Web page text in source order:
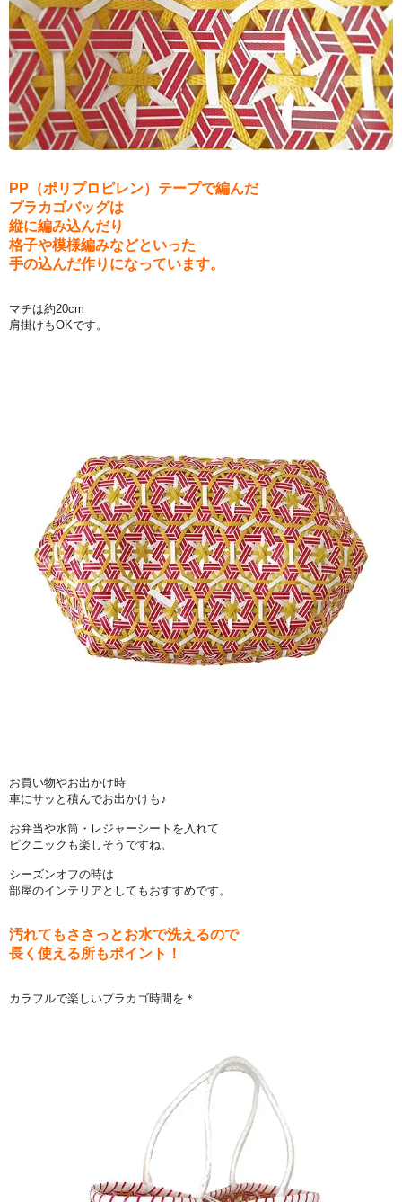
PP（ポリプロピレン）テープで編んだ
プラカゴバッグは
縦に編み込んだり
格子や模様編みなどといった
手の込んだ作りになっています。
マチは約20cm
肩掛けもOKです。
お買い物やお出かけ時
車にサッと積んでお出かけも♪
お弁当や水筒・レジャーシートを入れて
ピクニックも楽しそうですね。
シーズンオフの時は
部屋のインテリアとしてもおすすめです。
汚れてもささっとお水で洗えるので
長く使える所もポイント！
カラフルで楽しいプラカゴ時間を＊